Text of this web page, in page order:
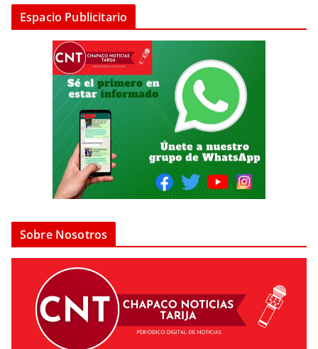
Espacio Publicitario
Sobre Nosotros